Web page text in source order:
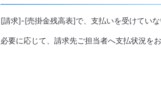
[請求]-[売掛金残高表]で、支払いを受けていな
必要に応じて、請求先ご担当者へ支払状況を